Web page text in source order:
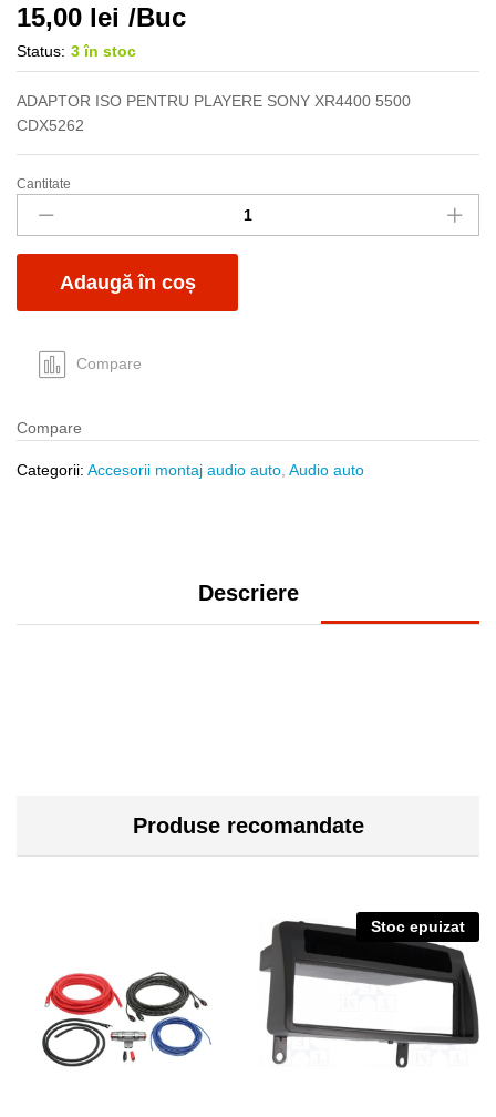
15,00 lei /Buc
Status: 3 în stoc
ADAPTOR ISO PENTRU PLAYERE SONY XR4400 5500
CDX5262
Conect
ISO
Sony5
15pini
CDX5260
quantity
Cantitate
Adaugă în coș
Compare
Compare
Categorii: Accesorii montaj audio auto Audio auto
Descriere
Produse recomandate
Stoc epuizat